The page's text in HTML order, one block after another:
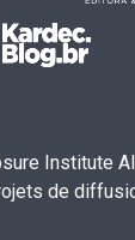
Institute
de